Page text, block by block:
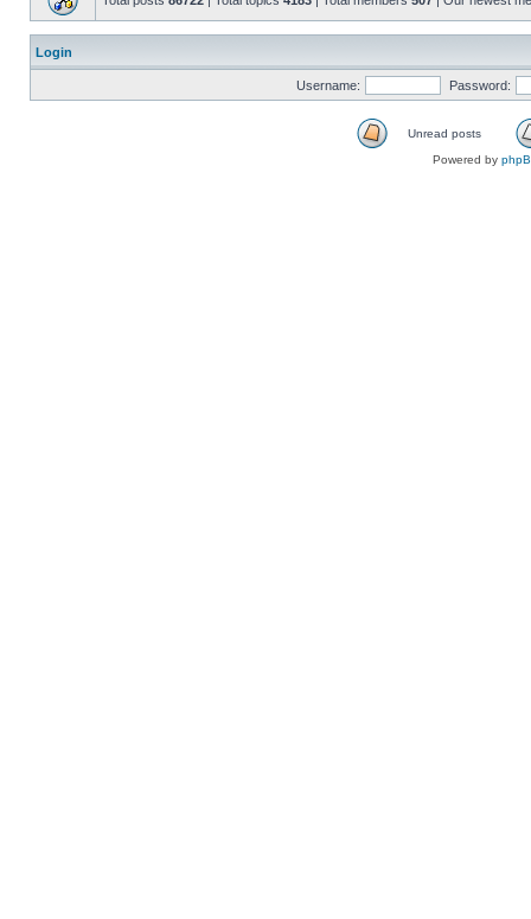
Login
Username: Password:
Unread posts
Powered by